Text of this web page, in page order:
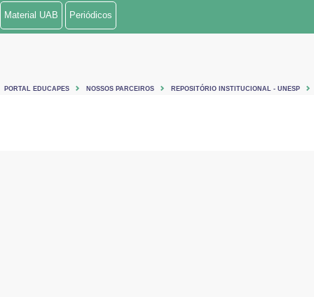
Material UAB Periódicos
PORTAL EDUCAPES NOSSOS PARCEIROS REPOSITÓRIO INSTITUCIONAL - UNESP